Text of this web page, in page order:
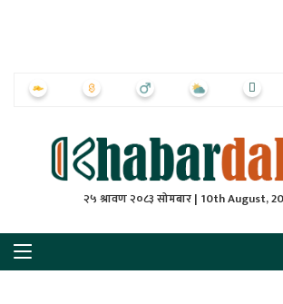
२५ श्रावण २०८३ सोमबार | 10th August,